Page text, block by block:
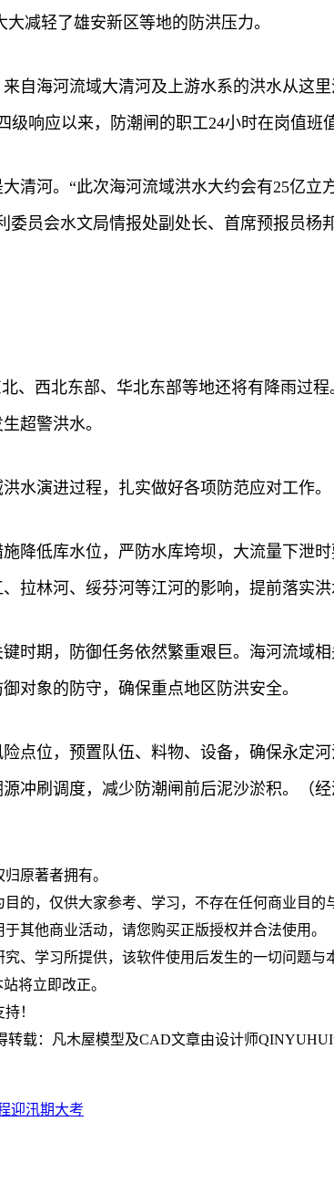
减轻了雄安新区等地的防洪压力。
自海河流域大清河及上游水系的洪水从这
响应以来，防潮闸的职工24小时在岗值班
清河。“此次海河流域洪水大约会有25亿
员会水文局情报处副处长、首席预报员
、西北东部、华北东部等地还将有降雨过
超警洪水。
水演进过程，扎实做好各项防范应对工作。
降低库水位，严防水库垮坝，大流量下泄
拉林河、绥芬河等江河的影响，提前落实洪
时期，防御任务依然繁重艰巨。海河流域
对象的防守，确保重点地区防洪安全。
点位，预置队伍、料物、设备，确保永定
冲刷调度，减少防潮闸前后泥沙淤积。（经
原著者拥有。
的，仅供大家参考、学习，不存在任何商业目的
其他商业活动，请您购买正版授权并合法使用。
、学习所提供，该软件使用后发生的一切问题与
将立即改正。
！
载：凡木屋模型及CAD文章由设计师
迎汛期大考